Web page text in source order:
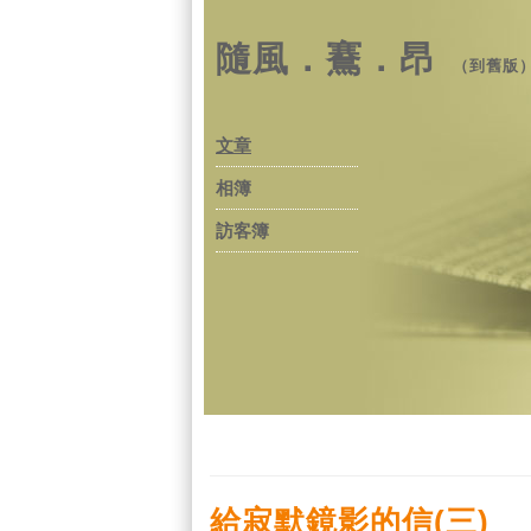
隨風．鶱．昂 （到舊版
文章
相簿
訪客簿
給寂默鏡影的信(三)